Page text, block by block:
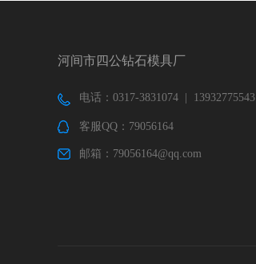
河间市四公钻石模具厂
电话：0317-3831074 | 13932775543
客服QQ：79056164
邮箱：79056164@qq.com